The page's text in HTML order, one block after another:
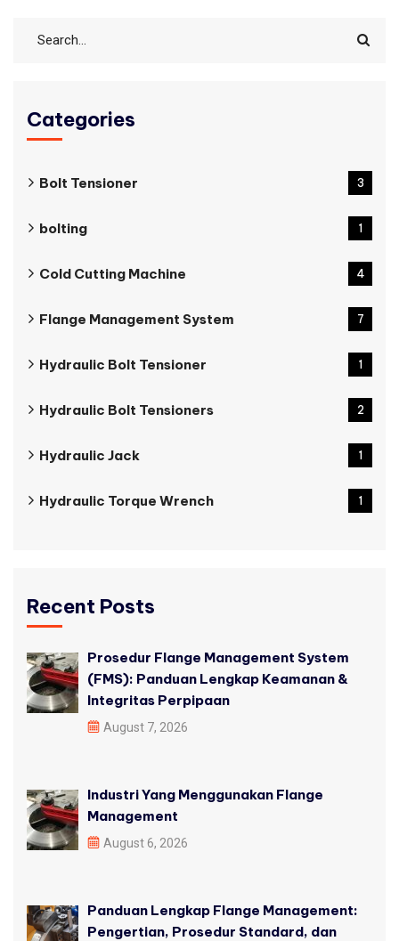
Categories
Bolt Tensioner 3
bolting 1
Cold Cutting Machine 4
Flange Management System 7
Hydraulic Bolt Tensioner 1
Hydraulic Bolt Tensioners 2
Hydraulic Jack 1
Hydraulic Torque Wrench 1
Recent Posts
Prosedur Flange Management System
(FMS): Panduan Lengkap Keamanan &
Integritas Perpipaan
August 7, 2026
Industri Yang Menggunakan Flange
Management
August 6, 2026
Panduan Lengkap Flange Management:
Pengertian, Prosedur Standard, dan